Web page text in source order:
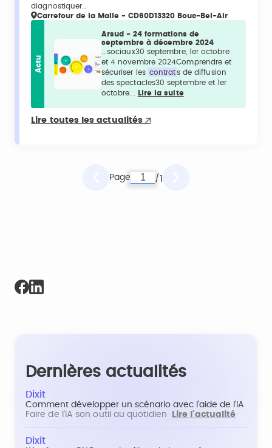
diagnostiquer…
Carrefour de la Malle - CD60D13320 Bouc-Bel-Air
Actu
Arsud - 24 formations de
septembre à décembre 2024
...sociaux30 septembre, 1er octobre
et 4 novembre 2024Comprendre et
sécuriser les contrats de diffusion
des spectacles30 septembre et 1er
octobre...
Lire la suite
Lire toutes les actualités
Page / 1
Dernières actualités
Dixit
Comment développer un scénario avec l'aide de l'IA
Faire de l'IA son outil au quotidien
Lire l'actualité
Dixit